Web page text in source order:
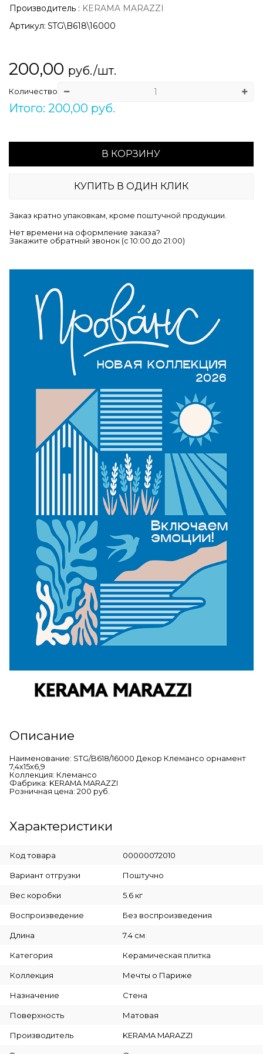
Производитель : KERAMA MARAZZI
Артикул: STG\B618\16000
200,00 руб./шт.
Количество
Итого: 200,00 руб.
В КОРЗИНУ
КУПИТЬ В ОДИН КЛИК
Заказ кратно упаковкам, кроме поштучной продукции.
Нет времени на оформление заказа?
Закажите обратный звонок (c 10:00 до 21:00)
Описание
Наименование: STG/B618/16000 Декор Клемансо орнамент
7,4х15х6,9
Коллекция: Клемансо
Фабрика: KERAMA MARAZZI
Розничная цена: 200 руб.
Характеристики
Код товара 00000072010
Вариант отгрузки Поштучно
Вес коробки 5.6 кг
Воспроизведение Без воспроизведения
Длина 7.4 см
Категория Керамическая плитка
Коллекция Мечты о Париже
Назначение Стена
Поверхность Матовая
Производитель KERAMA MARAZZI